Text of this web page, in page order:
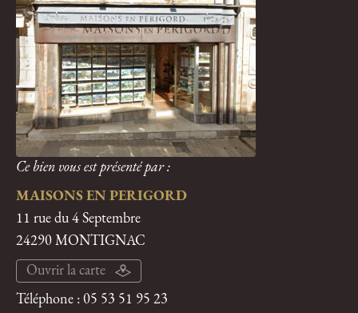
Ce bien vous est présenté par :
MAISONS EN PERIGORD
11 rue du 4 Septembre
24290 MONTIGNAC
Ouvrir la carte
Téléphone : 05 53 51 95 23